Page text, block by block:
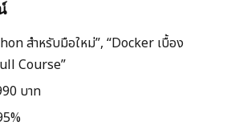
สำหรับมือใหม่”, “Docker เบื้อง
Course”
บาท